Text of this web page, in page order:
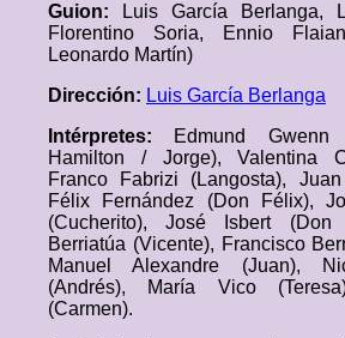
Guion:
Luis García Berlanga,
Florentino Soria, Ennio
Leonardo Martín)
Dirección: Luis García Berlanga
Intérpretes:
Edmund Gwenn
Hamilton / Jorge), Valentina
Franco Fabrizi (Langosta),
Félix Fernández (Don Félix),
(Cucherito), José Isbert (Don
Berriatúa (Vicente), Francisco
Manuel Alexandre (Juan),
(Andrés), María Vico
(Carmen).